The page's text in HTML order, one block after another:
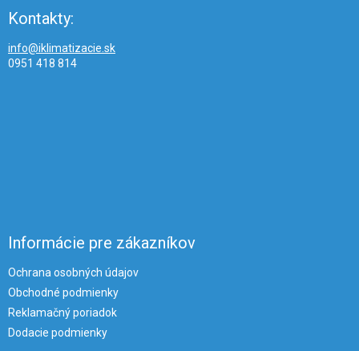
Kontakty:
info@iklimatizacie.sk
0951 418 814
Informácie pre zákazníkov
Ochrana osobných údajov
Obchodné podmienky
Reklamačný poriadok
Dodacie podmienky